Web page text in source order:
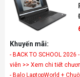
Khuyến mãi:
- BACK TO SCHOOL
viên >> Xem chi tiết
- Balo LaptopWorld +